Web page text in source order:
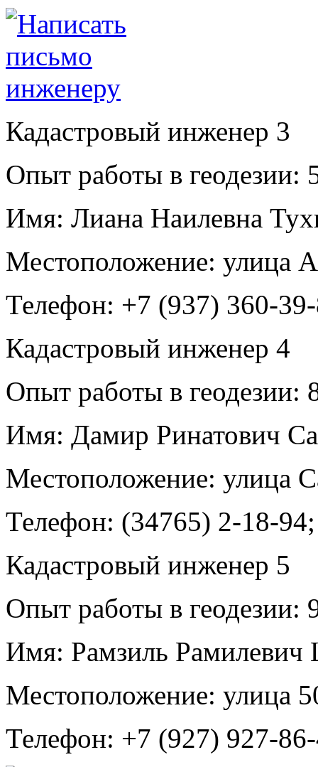
Кадастровый инженер 3
Опыт работы в геодезии:
Имя: Лиана Наилевна
Местоположение: улица
Телефон: +7 (937) 360-
Кадастровый инженер 4
Опыт работы в геодезии:
Имя: Дамир Ринатович
Местоположение: улица
Телефон: (34765) 2-18-
Кадастровый инженер 5
Опыт работы в геодезии:
Имя: Рамзиль
Местоположение: улица
Телефон: +7 (927) 927-